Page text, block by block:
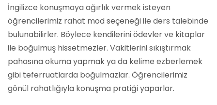
İngilizce konuşmaya ağırlık vermek isteyen
öğrencilerimiz rahat mod seçeneği ile ders talebinde
bulunabilirler. Böylece kendilerini ödevler ve kitaplar
ile boğulmuş hissetmezler. Vakitlerini sıkıştırmak
pahasına okuma yapmak ya da kelime ezberlemek
gibi teferruatlarda boğulmazlar. Öğrencilerimiz
gönül rahatlığıyla konuşma pratiği yaparlar.